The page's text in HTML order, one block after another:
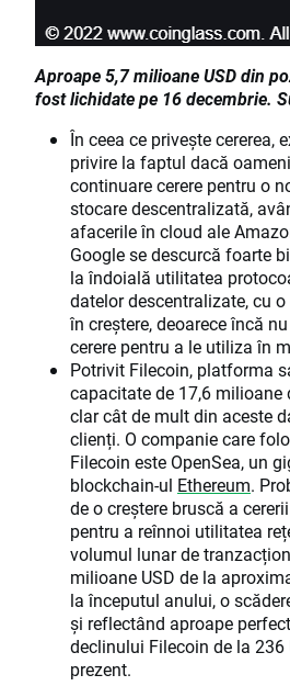
Aproape 5,7 milioane USD din
fost lichidate pe 16 decembrie.
În ceea ce privește cererea,
privire la faptul dacă
continuare cerere pentru o
stocare descentralizată,
afacerile în cloud ale
Google se descurcă foarte
la îndoială utilitatea
datelor descentralizate, cu
în creștere, deoarece încă
cerere pentru a le utiliza în
Potrivit Filecoin, platforma
capacitate de 17,6 milioane
clar cât de mult din aceste
clienți. O companie care
Filecoin este OpenSea, un
blockchain-ul Ethereum.
de o creștere bruscă a
pentru a reînnoi utilitatea
volumul lunar de
milioane USD de la
la începutul anului, o
și reflectând aproape
declinului Filecoin de la 236
prezent.